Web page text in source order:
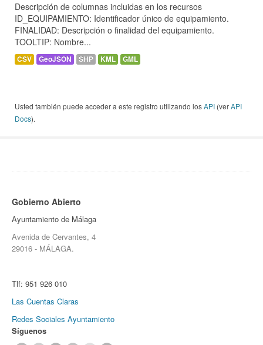
Descripción de columnas incluidas en los recursos
ID_EQUIPAMIENTO: Identificador único de equipamiento.
FINALIDAD: Descripción o finalidad del equipamiento.
TOOLTIP: Nombre...
CSV GeoJSON SHP KML GML
Usted también puede acceder a este registro utilizando losAPI (verAPI
Docs).
Gobierno Abierto
Ayuntamiento de Málaga
Avenida de Cervantes, 4
29016 - MÁLAGA.
Tlf: 951 926 010
Las Cuentas Claras
Redes Sociales Ayuntamiento
Síguenos